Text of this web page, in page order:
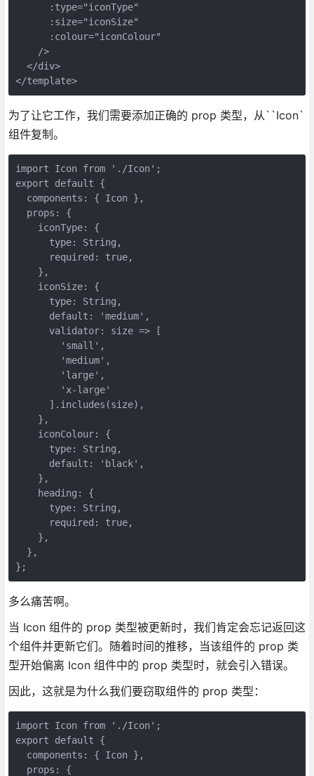
      :type="iconType"
      :size="iconSize"
      :colour="iconColour"
    />
  </div>
</template>
为了让它工作，我们需要添加正确的 prop 类型，从``Icon`
组件复制。
import Icon from './Icon';
export default {
  components: { Icon },
  props: {
    iconType: {
      type: String,
      required: true,
    },
    iconSize: {
      type: String,
      default: 'medium',
      validator: size => [
        'small',
        'medium',
        'large',
        'x-large'
      ].includes(size),
    },
    iconColour: {
      type: String,
      default: 'black',
    },
    heading: {
      type: String,
      required: true,
    },
  },
多么痛苦啊。
当 Icon 组件的 prop 类型被更新时，我们肯定会忘记返回这
个组件并更新它们。随着时间的推移，当该组件的 prop 类
型开始偏离 Icon 组件中的 prop 类型时，就会引入错误。
因此，这就是为什么我们要窃取组件的 prop 类型：
import Icon from './Icon';
export default {
  components: { Icon },
  props: {